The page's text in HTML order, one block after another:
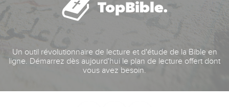
Un outil révolutionnaire de lecture et d'étude de la Bible en
ligne. Démarrez dès aujourd'hui le plan de lecture offert dont
vous avez besoin.